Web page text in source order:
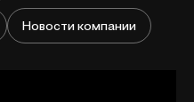
Новости компании